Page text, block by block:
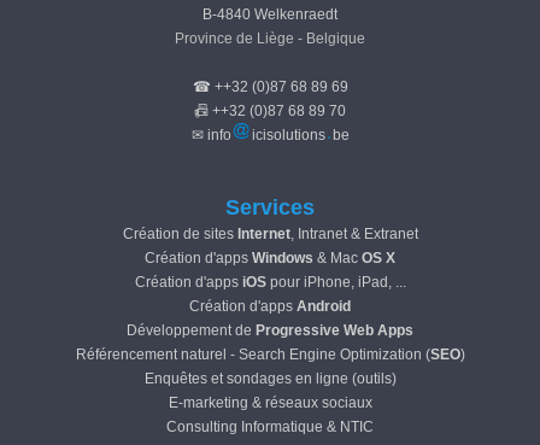
B-4840 Welkenraedt
Province de Liège - Belgique
☎ ++32 (0)87 68 89 69
📠 ++32 (0)87 68 89 70
✉ info
icisolutions be
Services
Création de sites Internet, Intranet & Extranet
Création d'apps Windows & Mac OS X
Création d'apps iOSpour iPhone, iPad, ...
Création d'apps Android
Développement de Progressive Web Apps
Référencement naturel - Search Engine Optimization (SEO)
Enquêtes et sondages en ligne (outils)
E-marketing & réseaux sociaux
Consulting Informatique & NTIC